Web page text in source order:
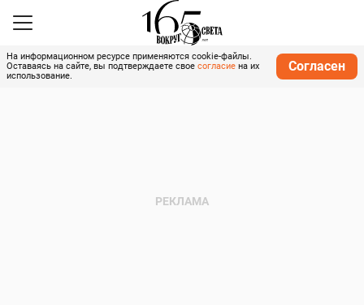
На информационном ресурсе применяются cookie-файлы.
Оставаясь на сайте, вы подтверждаете свое согласие на их
использование.
Согласен